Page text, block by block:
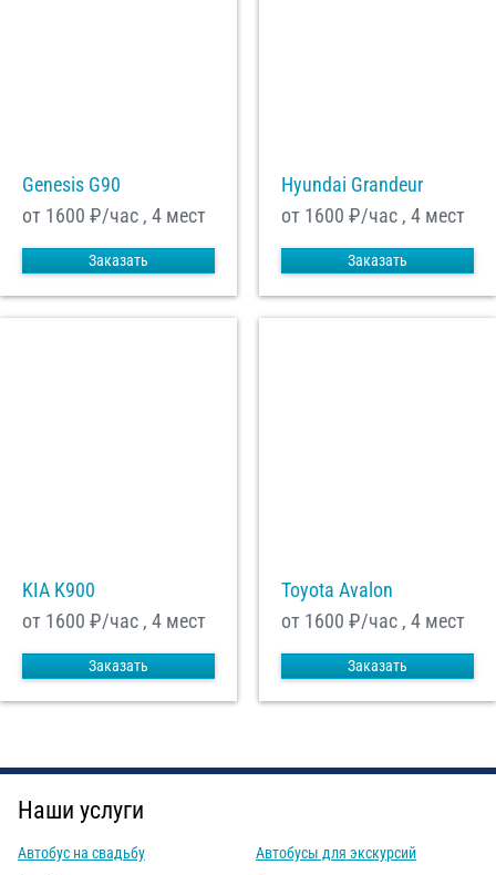
Genesis G90
от 1600 ₽/час , 4 мест
Заказать
Hyundai Grandeur
от 1600 ₽/час , 4 мест
Заказать
KIA K900
от 1600 ₽/час , 4 мест
Заказать
Toyota Avalon
от 1600 ₽/час , 4 мест
Заказать
Наши услуги
Автобус на свадьбу
Автобусы для экскурсий